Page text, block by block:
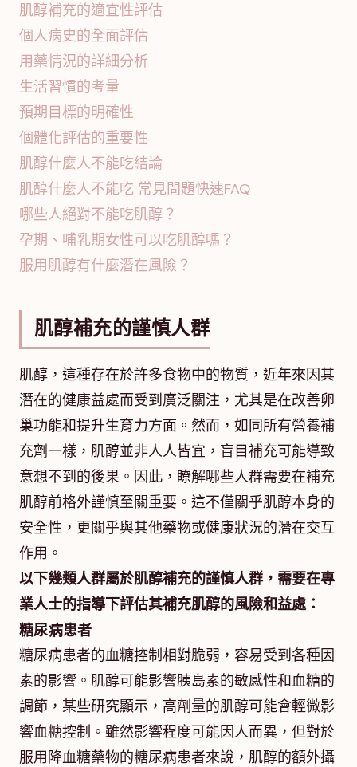
肌醇補充的適宜性評估
個人病史的全面評估
用藥情況的詳細分析
生活習慣的考量
預期目標的明確性
個體化評估的重要性
肌醇什麼人不能吃結論
肌醇什麼人不能吃 常見問題快速FAQ
哪些人絕對不能吃肌醇？
孕期、哺乳期女性可以吃肌醇嗎？
服用肌醇有什麼潛在風險？
肌醇補充的謹慎人群
肌醇，這種存在於許多食物中的物質，近年來因其
潛在的健康益處而受到廣泛關注，尤其是在改善卵
巢功能和提升生育力方面。然而，如同所有營養補
充劑一樣，肌醇並非人人皆宜，盲目補充可能導致
意想不到的後果。因此，瞭解哪些人群需要在補充
肌醇前格外謹慎至關重要。這不僅關乎肌醇本身的
安全性，更關乎與其他藥物或健康狀況的潛在交互
作用。
以下幾類人群屬於肌醇補充的謹慎人群，需要在專
業人士的指導下評估其補充肌醇的風險和益處：
糖尿病患者
糖尿病患者的血糖控制相對脆弱，容易受到各種因
素的影響。肌醇可能影響胰島素的敏感性和血糖的
調節，某些研究顯示，高劑量的肌醇可能會輕微影
響血糖控制。雖然影響程度可能因人而異，但對於
服用降血糖藥物的糖尿病患者來說，肌醇的額外攝